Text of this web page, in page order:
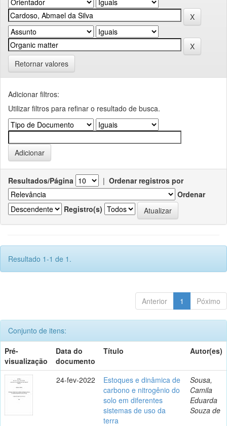
Retornar valores
Adicionar filtros:
Utilizar filtros para refinar o resultado de busca.
Resultados/Página | Ordenar registros por
Ordenar
Registro(s)
Resultado 1-1 de 1.
Anterior 1 Póximo
Conjunto de itens:
Pré-
visualização
Data do
documento
Título Autor(es)
24-fev-2022
Estoques e dinâmica de
carbono e nitrogênio do
solo em diferentes
sistemas de uso da
terra
Sousa,
Camila
Eduarda
Souza de